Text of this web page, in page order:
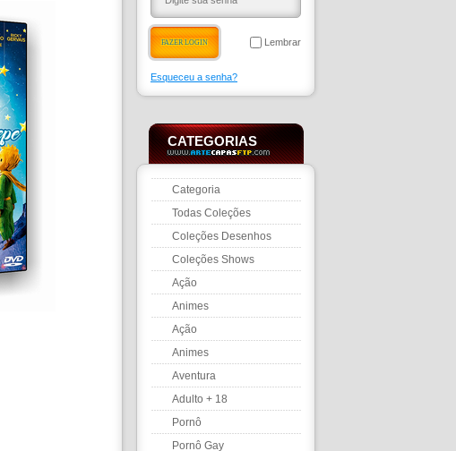
Lembrar
Esqueceu a senha?
CATEGORIAS
Categoria
Todas Coleções
Coleções Desenhos
Coleções Shows
Ação
Animes
Ação
Animes
Aventura
Adulto + 18
Pornô
Pornô Gay